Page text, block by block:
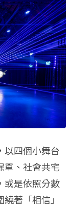
以四個小舞台
單、社會共宅
或是依照分數
著「相信」